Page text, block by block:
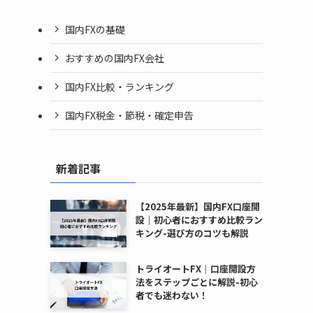
国内FXの基礎
おすすめの国内FX会社
国内FX比較・ランキング
国内FX税金・節税・確定申告
新着記事
【2025年最新】国内FX口座開
設｜初心者におすすめ比較ラン
キング-選び方のコツも解説
トライオートFX｜口座開設方
法をステップごとに解説-初心
者でも迷わない！